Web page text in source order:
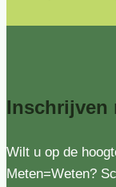
Inschrijven
Wilt u op de
Meten=Weten?